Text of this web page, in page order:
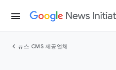
menu
chevron_left 뉴스 CMS 제공업체